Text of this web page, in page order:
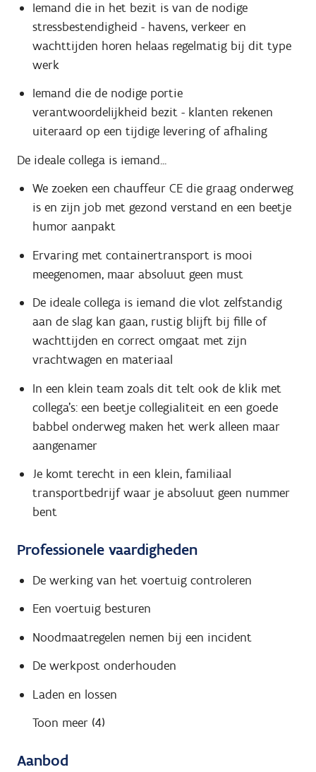
Iemand die in het bezit is van de nodige
stressbestendigheid - havens, verkeer en
wachttijden horen helaas regelmatig bij dit type
werk
Iemand die de nodige portie
verantwoordelijkheid bezit - klanten rekenen
uiteraard op een tijdige levering of afhaling
De ideale collega is iemand...
We zoeken een chauffeur CE die graag onderweg
is en zijn job met gezond verstand en een beetje
humor aanpakt
Ervaring met containertransport is mooi
meegenomen, maar absoluut geen must
De ideale collega is iemand die vlot zelfstandig
aan de slag kan gaan, rustig blijft bij fille of
wachttijden en correct omgaat met zijn
vrachtwagen en materiaal
In een klein team zoals dit telt ook de klik met
collega's: een beetje collegialiteit en een goede
babbel onderweg maken het werk alleen maar
aangenamer
Je komt terecht in een klein, familiaal
transportbedrijf waar je absoluut geen nummer
bent
Professionele vaardigheden
De werking van het voertuig controleren
Een voertuig besturen
Noodmaatregelen nemen bij een incident
De werkpost onderhouden
Laden en lossen
Toon meer (4)
Aanbod